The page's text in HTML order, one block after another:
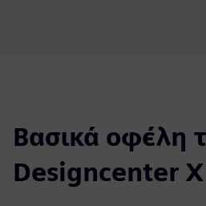
Βασικά οφέλη
Designcenter X